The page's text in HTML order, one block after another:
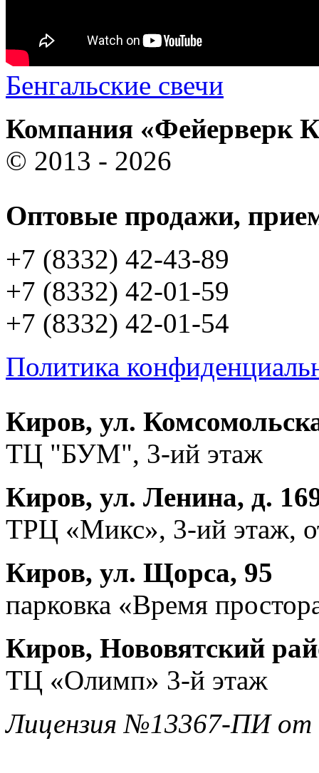
Бенгальские свечи
Компания «Фейерверк
© 2013 - 2026
Оптовые продажи,
+7 (8332) 42-43-89
+7 (8332) 42-01-59
+7 (8332) 42-01-54
Политика
Киров, ул.
ТЦ "БУМ", 3-ий этаж
Киров, ул. Ленина, д.
ТРЦ «Микс», 3-ий этаж,
Киров, ул. Щорса, 95
парковка «Время
Киров, Нововятский
ТЦ «Олимп» 3-й этаж
Лицензия №13367-ПИ от